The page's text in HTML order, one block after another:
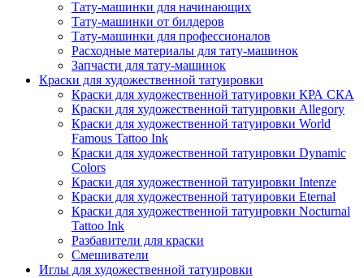
Тату-машинки для начинающих
Тату-машинки от билдеров
Тату-машинки для профессионалов
Расходные материалы для тату-машинок
Запчасти для тату-машинок
Краски для художественной татуировки
Краски для художественной татуировки КРА СКА
Краски для художественной татуировки Allegory
Краски для художественной татуировки World
Famous Tattoo Ink
Краски для художественной татуировки Dynamic
Colors
Краски для художественной татуировки Intenze
Краски для художественной татуировки Eternal
Краски для художественной татуировки Nocturnal
Tattoo Ink
Разбавители для краски
Смешиватели
Иглы для художественной татуировки